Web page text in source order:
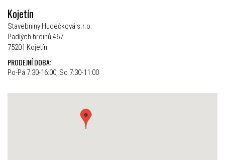
Kojetín
Stavebniny Hudečková s.r.o.
Padlých hrdinů 467
75201 Kojetín
PRODEJNÍ DOBA:
Po-Pá 7:30-16:00, So 7:30-11:00